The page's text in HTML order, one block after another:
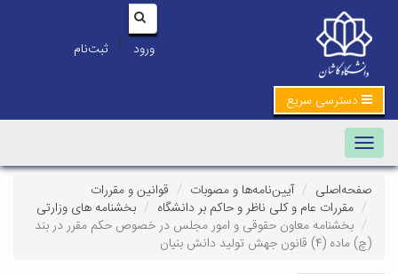
ورود | ثبت‌نام
دسترسی سریع
Toggle navigation
صفحه‌اصلی آیین‌نامه‌ها و مصوبات
قوانین و مقررات
مقررات عام و کلی ناظر و حاکم بر دانشگاه
بخشنامه های وزارتی
بخشنامه معاون حقوقی و امور مجلس در خصوص حکم مقرر در بند
(چ) ماده (۴) قانون جهش تولید دانش بنیان